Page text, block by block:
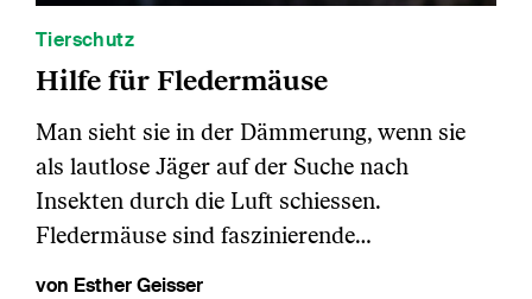
Tierschutz
Hilfe für Fledermäuse
Man sieht sie in der Dämmerung, wenn sie
als lautlose Jäger auf der Suche nach
Insekten durch die Luft schiessen.
Fledermäuse sind faszinierende…
von Esther Geisser